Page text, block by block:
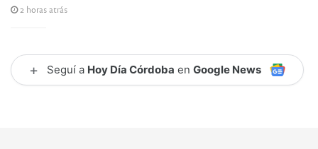
2 horas atrás
+ Seguí a Hoy Día Córdoba en Google News